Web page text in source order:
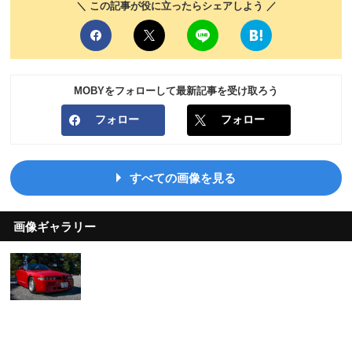
＼ この記事が役に立ったらシェアしよう ／
MOBYをフォローして最新記事を受け取ろう
フォロー フォロー
すべての画像を見る
画像ギャラリー